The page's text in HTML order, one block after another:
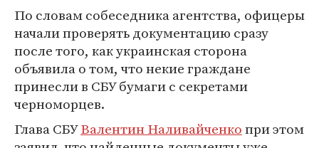
По словам собеседника агентства, офицеры
начали проверять документацию сразу
после того, как украинская сторона
объявила о том, что некие граждане
принесли в СБУ бумаги с секретами
черноморцев.
Глава СБУВалентин Наливайченкопри этом